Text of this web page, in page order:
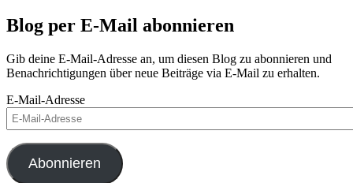
Blog per E-Mail abonnieren
Gib deine E-Mail-Adresse an, um diesen Blog zu abonnieren und
Benachrichtigungen über neue Beiträge via E-Mail zu erhalten.
E-Mail-Adresse
Abonnieren